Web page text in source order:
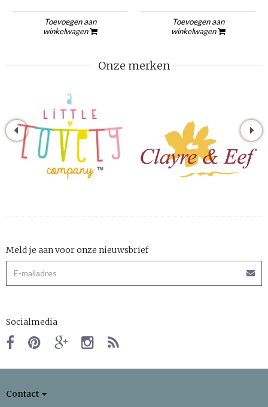
Toevoegen aan
winkelwagen
Toevoegen aan
winkelwagen
Onze merken
Meld je aan voor onze nieuwsbrief
Socialmedia
Contact